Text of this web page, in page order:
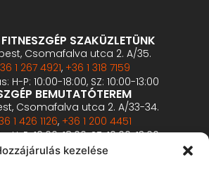
kezelése
SZAKÜZLETÜNK
Csomafalva utca 2. A/35.
1 267 4921, +36 1 318 7159
H-P: 10:00-18:00, SZ: 10:00-13:00
BEMUTATÓTEREM
Csomafalva utca 2. A/33-34.
1 426 1126, +36 1 200 4451
H-P: 10:00-18:00, SZ: 10:00-13:00
FITNESZGÉP BEMUTATÓTEREM
Gyál, Vállalkozó u. 12.